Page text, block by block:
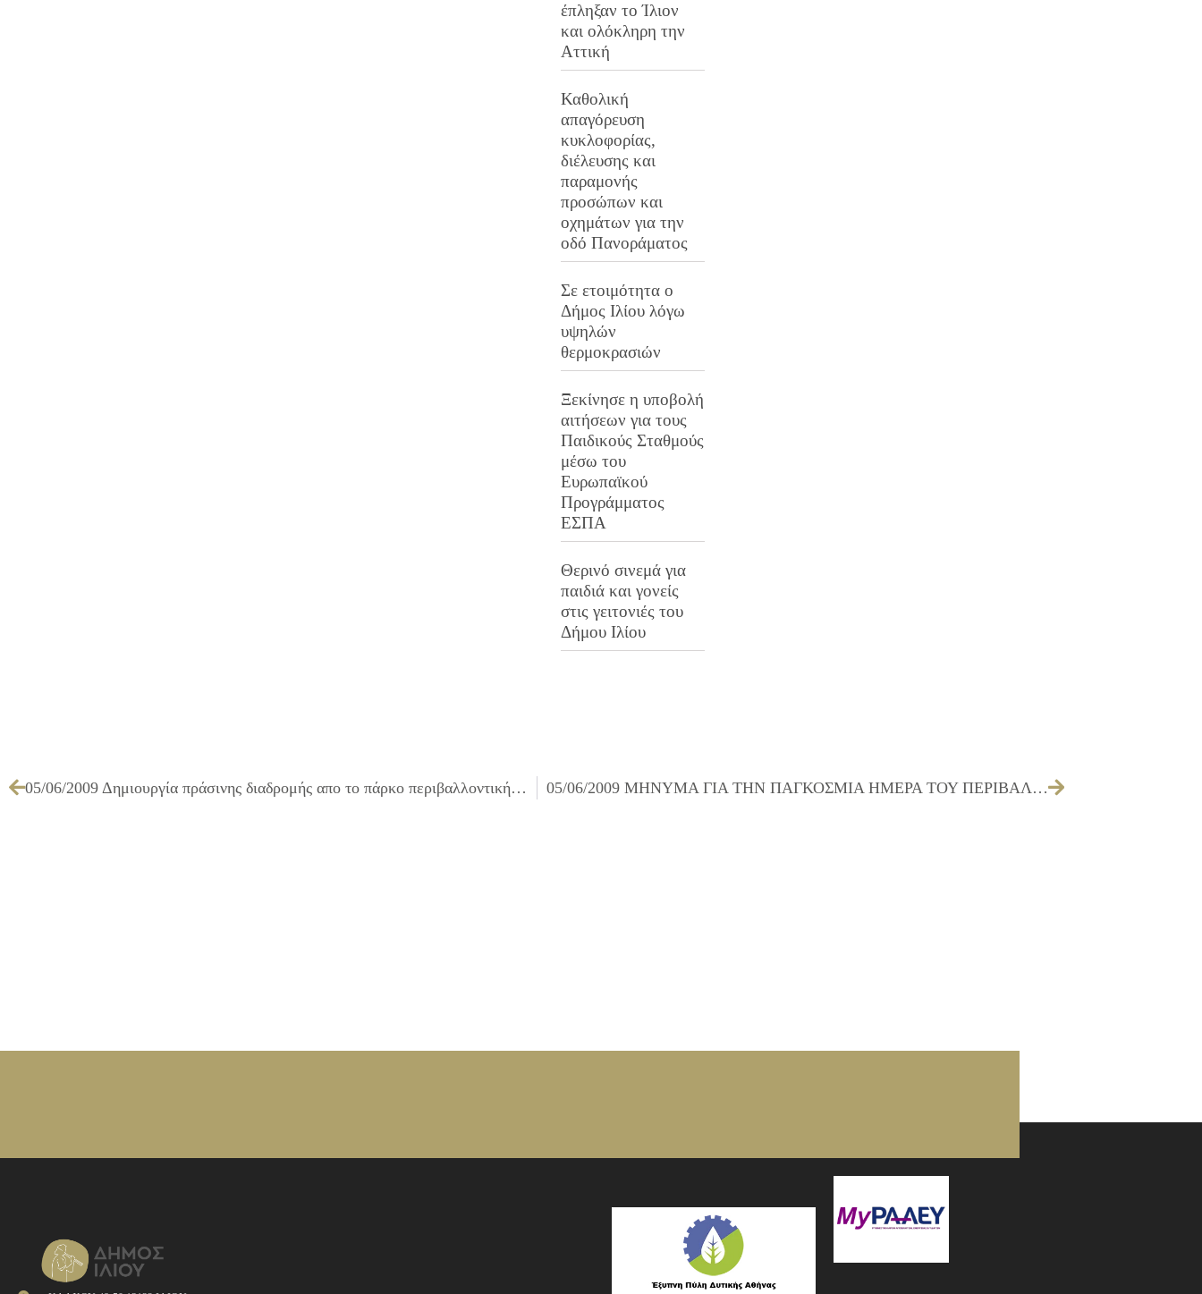
έπληξαν το Ίλιον
και ολόκληρη την
Αττική
Καθολική
απαγόρευση
κυκλοφορίας,
διέλευσης και
παραμονής
προσώπων και
οχημάτων για την
οδό Πανοράματος
Σε ετοιμότητα ο
Δήμος Ιλίου λόγω
υψηλών
θερμοκρασιών
Ξεκίνησε η υποβολή
αιτήσεων για τους
Παιδικούς Σταθμούς
μέσω του
Ευρωπαϊκού
Προγράμματος
ΕΣΠΑ
Θερινό σινεμά για
παιδιά και γονείς
στις γειτονιές του
Δήμου Ιλίου
05/06/2009 Δημιουργία πράσινης διαδρομής απο το πάρκο περιβαλλοντικής ευαισθητοποίησης “ΑΝΤΩΝΗΣ ΤΡΙΤΣΗΣ” 05/06/2009 ΜΗΝΥΜΑ ΓΙΑ ΤΗΝ ΠΑΓΚΟΣΜΙΑ ΗΜΕΡΑ ΤΟΥ ΠΕΡΙΒΑΛΛΟΝΤΟΣ